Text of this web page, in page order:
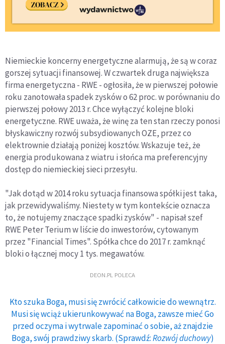
Niemieckie koncerny energetyczne alarmują, że są w coraz
gorszej sytuacji finansowej. W czwartek druga największa
firma energetyczna - RWE - ogłosiła, że w pierwszej połowie
roku zanotowała spadek zysków o 62 proc. w porównaniu do
pierwszej połowy 2013 r. Chce wyłączyć kolejne bloki
energetyczne. RWE uważa, że winę za ten stan rzeczy ponosi
błyskawiczny rozwój subsydiowanych OZE, przez co
elektrownie działają poniżej kosztów. Wskazuje też, że
energia produkowana z wiatru i słońca ma preferencyjny
dostęp do niemieckiej sieci przesyłu.
"Jak dotąd w 2014 roku sytuacja finansowa spółki jest taka,
jak przewidywaliśmy. Niestety w tym kontekście oznacza
to, że notujemy znaczące spadki zysków" - napisał szef
RWE Peter Terium w liście do inwestorów, cytowanym
przez "Financial Times". Spółka chce do 2017 r. zamknąć
bloki o łącznej mocy 1 tys. megawatów.
DEON.PL POLECA
Kto szuka Boga, musi się zwrócić całkowicie do wewnątrz.
Musi się wciąż ukierunkowywać na Boga, zawsze mieć Go
przed oczyma i wytrwale zapominać o sobie, aż znajdzie
Boga, swój prawdziwy skarb. (Sprawdź:Rozwój duchowy)